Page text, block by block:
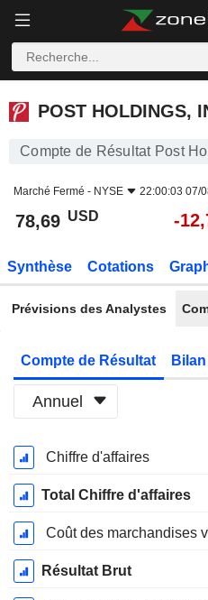
POST HOLDINGS, INC.
POST HOLDINGS,
Compte de Résultat Post
Marché Fermé - NYSE 22:00:03 07/
78,69 USD -
Synthèse Cotations
Prévisions des Analystes
Compte de Résultat Bilan
Annuel
Période
Fiscale:
Septembre
Chiffre d'affaires
Total Chiffre d'affaires
Coût des marchandises
Résultat Brut